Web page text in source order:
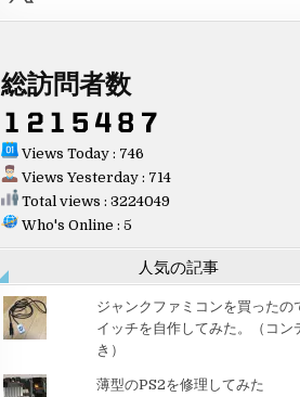
総訪問者数
Views Today : 746
Views Yesterday : 714
Total views : 3224049
Who's Online : 5
人気の記事
ジャンクファミコンを買ったの
イッチを自作してみた。（コン
き）
薄型のPS2を修理してみた